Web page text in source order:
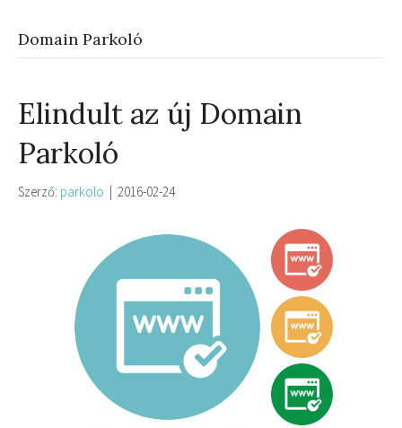
Domain Parkoló
Elindult az új Domain
Parkoló
Szerző: parkolo | 2016-02-24